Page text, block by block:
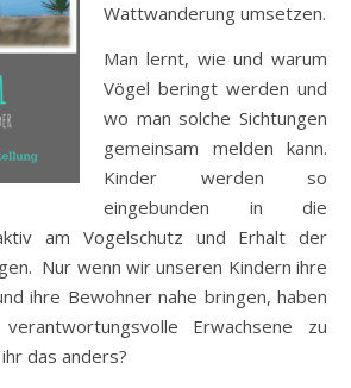
Wattwanderung umsetzen.
Man lernt, wie und warum
Vögel beringt werden und
wo man solche Sichtungen
gemeinsam melden kann.
Kinder werden so
eingebunden in die
am Vogelschutz und Erhalt der
Nur wenn wir unseren Kindern ihre
ihre Bewohner nahe bringen, haben
Erwachsene zu
das anders?